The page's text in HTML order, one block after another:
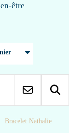
être
Bracelet Nathalie